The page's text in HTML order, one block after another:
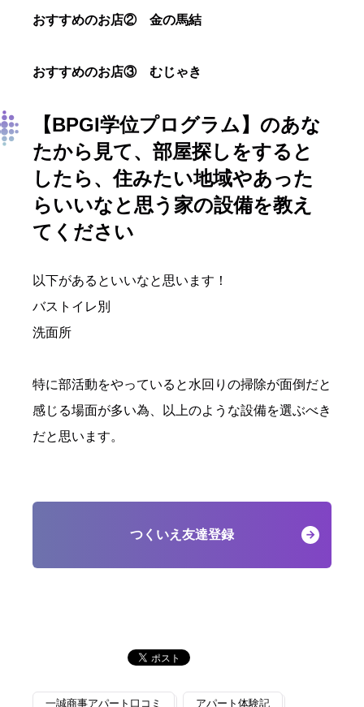
おすすめのお店② 金の馬結
おすすめのお店③ むじゃき
【BPGI学位プログラム】 のあな
たから見て、部屋探しをすると
したら、住みたい地域やあった
らいいなと思う家の設備を教え
てください
以下があるといいなと思います！
バストイレ別
洗面所
特に部活動をやっていると水回りの掃除が面倒だと
感じる場面が多い為、以上のような設備を選ぶべき
だと思います。
つくいえ友達登録
一誠商事アパート口コミ アパート体験記